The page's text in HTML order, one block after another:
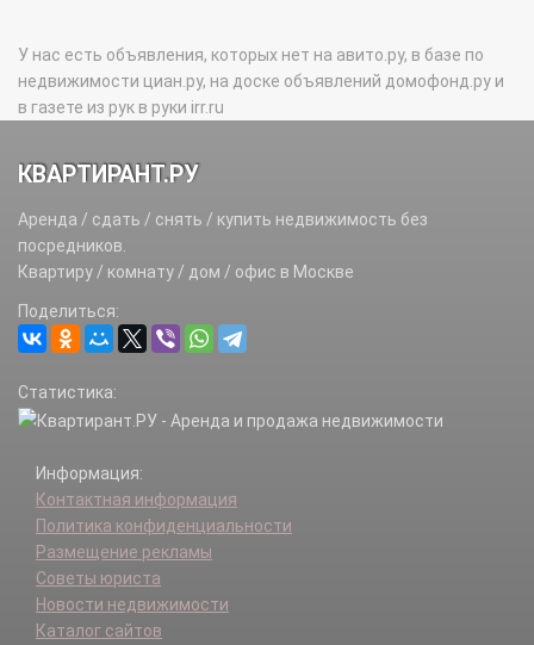
У нас есть объявления, которых нет на авито.ру, в базе по
недвижимости циан.ру, на доске объявлений домофонд.ру и
в газете из рук в руки irr.ru
КВАРТИРАНТ.РУ
Аренда / сдать / снять / купить недвижимость без
посредников.
Квартиру / комнату / дом / офис в Москве
Поделиться:
Статистика:
Информация:
Контактная информация
Политика конфиденциальности
Размещение рекламы
Советы юриста
Новости недвижимости
Каталог сайтов